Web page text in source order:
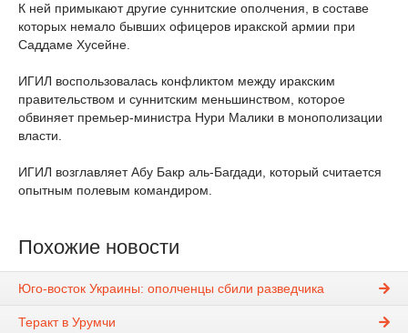
К ней примыкают другие суннитские ополчения, в составе
которых немало бывших офицеров иракской армии при
Саддаме Хусейне.
ИГИЛ воспользовалась конфликтом между иракским
правительством и суннитским меньшинством, которое
обвиняет премьер-министра Нури Малики в монополизации
власти.
ИГИЛ возглавляет Абу Бакр аль-Багдади, который считается
опытным полевым командиром.
Похожие новости
Юго-восток Украины: ополченцы сбили разведчика
Теракт в Урумчи